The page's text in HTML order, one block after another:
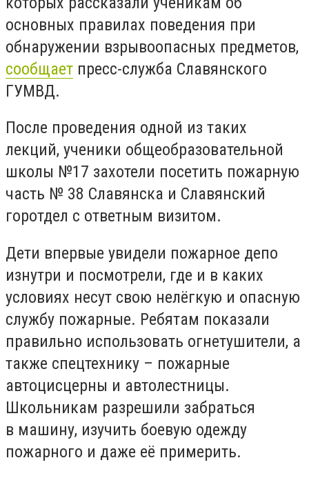
основных правилах поведения при
обнаружении взрывоопасных предметов,
сообщает пресс-служба Славянского
ГУМВД.
После проведения одной из таких
лекций, ученики общеобразовательной
школы №17 захотели посетить пожарную
часть № 38 Славянска и Славянский
горотдел с ответным визитом.
Дети впервые увидели пожарное депо
изнутри и посмотрели, где и в каких
условиях несут свою нелёгкую и опасную
службу пожарные. Ребятам показали
правильно использовать огнетушители, а
также спецтехнику – пожарные
автоцисцерны и автолестницы.
Школьникам разрешили забраться
в машину, изучить боевую одежду
пожарного и даже её примерить.